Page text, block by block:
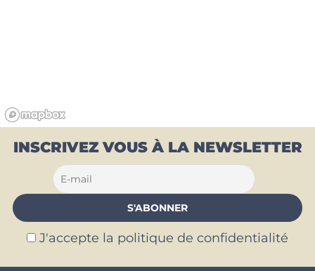
INSCRIVEZ VOUS À LA NEWSLETTER
J'accepte la politique de confidentialité